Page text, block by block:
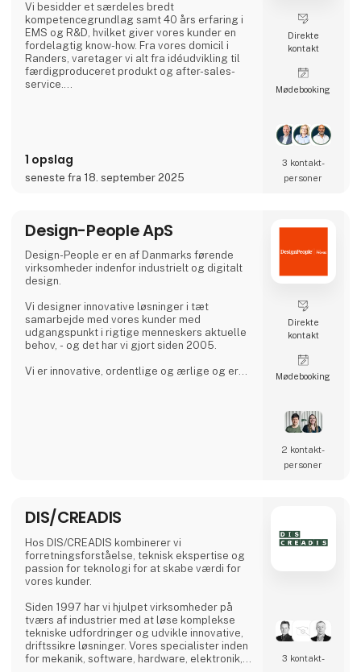
Vi besidder et særdeles bredt
kompetencegrundlag samt 40 års erfaring i
EMS og R&D, hvilket giver vores kunder en
fordelagtig know-how. Fra vores domicil i
Randers, varetager vi alt fra idéudvikling til
færdigproduceret produkt og after-sales-
service.
og produktion, hvilket sikre dig et cost-
optimeret produkt
på designs der er sikret en optimal
e
1 opslag
seneste fra 18. september 2025
Direkte
kontakt
Møde­booking
3 kontakt­
personer
Design-People ApS
Design-People er en af Danmarks førende
virksomheder indenfor industrielt og digitalt
design.
Vi designer innovative løsninger i tæt
samarbejde med vores kunder med
udgangspunkt i rigtige menneskers aktuelle
behov, - og det har vi gjort siden 2005.
Vi er innovative, ordentlige og ærlige og er
Direkte
kontakt
Møde­booking
2 kontakt­
personer
DIS/CREADIS
Hos DIS/CREADIS kombinerer vi
forretningsforståelse, teknisk ekspertise og
passion for teknologi for at skabe værdi for
vores kunder.
Siden 1997 har vi hjulpet virksomheder på
tværs af industrier med at løse komplekse
tekniske udfordringer og udvikle innovative,
driftssikre løsninger. Vores specialister inden
for mekanik, software, hardware, elektronik,
3 kontakt­